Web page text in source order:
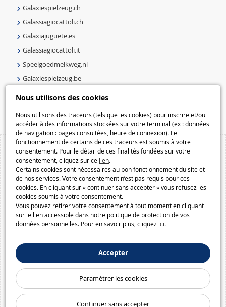
Nous utilisons des cookies
Nous utilisons des traceurs (tels que les cookies) pour inscrire et/ou
accéder à des informations stockées sur votre terminal (ex : données
de navigation : pages consultées, heure de connexion). Le
fonctionnement de certains de ces traceurs est soumis à votre
consentement. Pour le détail de ces finalités fondées sur votre
consentement, cliquez sur ce lien.
Certains cookies sont nécessaires au bon fonctionnement du site et
de nos services. Votre consentement n’est pas requis pour ces
cookies. En cliquant sur « continuer sans accepter » vous refusez les
cookies soumis à votre consentement.
Vous pouvez retirer votre consentement à tout moment en cliquant
sur le lien accessible dans notre politique de protection de vos
données personnelles. Pour en savoir plus, cliquez ici.
Accepter
Paramétrer les cookies
Continuer sans accepter
Galaxiespielzeug.ch
Galassiagiocattoli.ch
Galaxiajuguete.es
Galassiagiocattoli.it
Speelgoedmelkweg.nl
Galaxiespielzeug.be